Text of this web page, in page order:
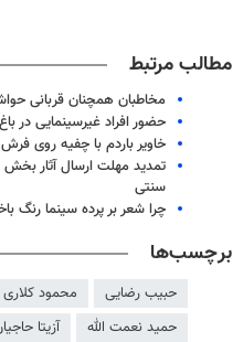
مطالب مرتبط
مخاطبان همچنان قربانی
حضور افراد غیرسینمایی در
خاویر باردم با چفیه روی
تمدید مهلت ارسال آثار بخش
سنتی
چرا شعر بر پرده سینما رنگ
برچسب‌ها
حبیب رضایی محمود کلاری
حمید نعمت الله
آزیتا